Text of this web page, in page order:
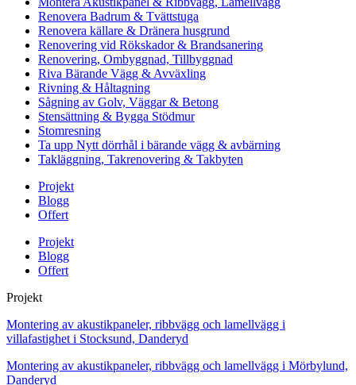
Renovera Badrum & Tvättstuga
Renovera källare & Dränera husgrund
Renovering vid Rökskador & Brandsanering
Renovering, Ombyggnad, Tillbyggnad
Riva Bärande Vägg & Avväxling
Rivning & Håltagning
Sågning av Golv, Väggar & Betong
Stensättning & Bygga Stödmur
Stomresning
Ta upp Nytt dörrhål i bärande vägg & avbärning
Takläggning, Takrenovering & Takbyten
Projekt
Blogg
Offert
Projekt
Blogg
Offert
Projekt
Montering av akustikpaneler, ribbvägg och lamellvägg i
villafastighet i Stocksund, Danderyd
Montering av akustikpaneler, ribbvägg och lamellvägg i Mörbylund,
Danderyd